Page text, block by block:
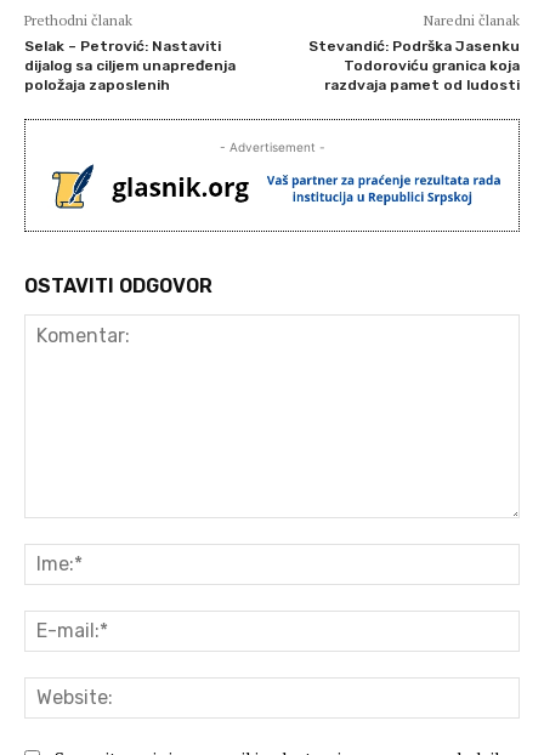
Prethodni članak
Selak – Petrović: Nastaviti
dijalog sa ciljem unapređenja
položaja zaposlenih
Naredni članak
Stevandić: Podrška Jasenku
Todoroviću granica koja
razdvaja pamet od ludosti
- Advertisement -
OSTAVITI ODGOVOR